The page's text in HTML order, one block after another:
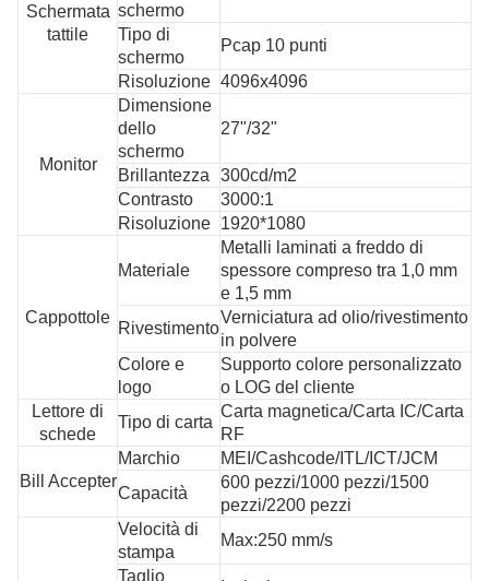
Schermata
tattile
schermo
Tipo di
schermo
Pcap 10 punti
Risoluzione 4096x4096
Monitor
Dimensione
dello
schermo
27"/32"
Brillantezza
300cd/m2
Contrasto
3000:1
Risoluzione 1920*1080
Cappottole
Materiale
Metalli laminati a freddo di
spessore compreso tra 1,0 mm
e 1,5 mm
Rivestimento
Verniciatura ad olio/rivestimento
in polvere
Colore e
logo
Supporto colore personalizzato
o LOG del cliente
Lettore di
schede
Tipo di carta
Carta magnetica/Carta IC/Carta
RF
Bill Accepter
Marchio
MEI/Cashcode/ITL/ICT/JCM
Capacità
600 pezzi/1000 pezzi/1500
pezzi/2200 pezzi
Velocità di
stampa
Max:250 mm/s
Taglio